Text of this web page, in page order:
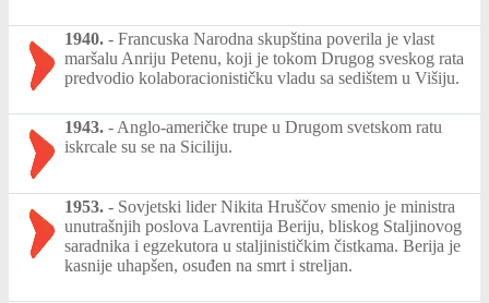
1940. - Francuska Narodna skupština poverila je vlast
maršalu Anriju Petenu, koji je tokom Drugog sveskog rata
predvodio kolaboracionističku vladu sa sedištem u Višiju.
1943. - Anglo-američke trupe u Drugom svetskom ratu
iskrcale su se na Siciliju.
1953. - Sovjetski lider Nikita Hruščov smenio je ministra
unutrašnjih poslova Lavrentija Beriju, bliskog Staljinovog
saradnika i egzekutora u staljinističkim čistkama. Berija je
kasnije uhapšen, osuđen na smrt i streljan.